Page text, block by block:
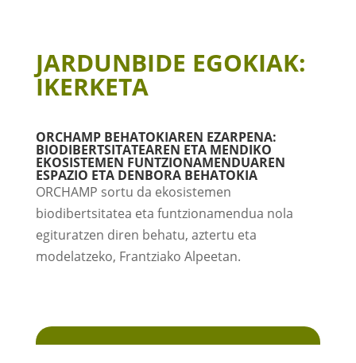
JARDUNBIDE EGOKIAK:
IKERKETA
ORCHAMP BEHATOKIAREN EZARPENA:
BIODIBERTSITATEAREN ETA MENDIKO
EKOSISTEMEN FUNTZIONAMENDUAREN
ESPAZIO ETA DENBORA BEHATOKIA
ORCHAMP sortu da ekosistemen
biodibertsitatea eta funtzionamendua nola
egituratzen diren behatu, aztertu eta
modelatzeko, Frantziako Alpeetan.